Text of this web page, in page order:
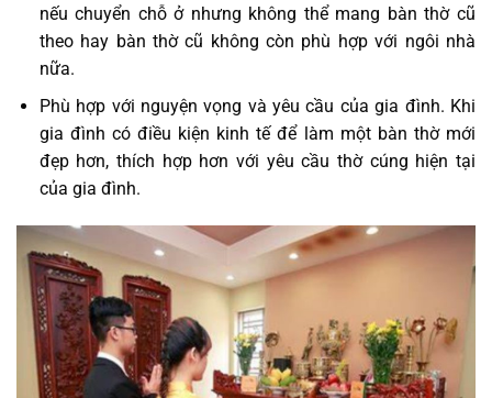
nếu chuyển chỗ ở nhưng không thể mang bàn thờ cũ
theo hay bàn thờ cũ không còn phù hợp với ngôi nhà
nữa.
Phù hợp với nguyện vọng và yêu cầu của gia đình. Khi
gia đình có điều kiện kinh tế để làm một bàn thờ mới
đẹp hơn, thích hợp hơn với yêu cầu thờ cúng hiện tại
của gia đình.